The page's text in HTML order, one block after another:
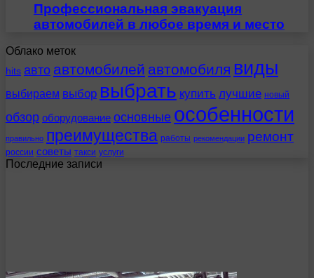
Профессиональная эвакуация
автомобилей в любое время и место
Облако меток
hits авто автомобилей автомобиля виды
выбираем выбор выбрать купить лучшие новый
обзор оборудование основные особенности
правильно преимущества работы рекомендации ремонт
россии советы такси услуги
Последние записи